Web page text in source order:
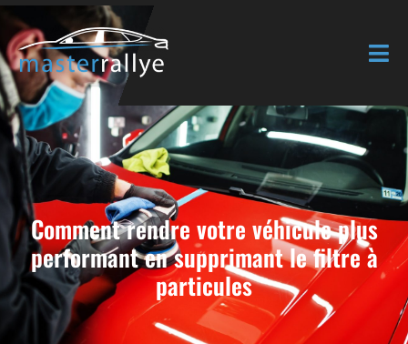
Comment rendre votre véhicule plus
performant en supprimant le filtre à
particules